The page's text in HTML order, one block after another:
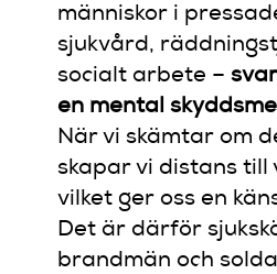
människor i
sjukvård,
socialt arbete –
en mental
När vi skämtar om
skapar vi distans till
vilket ger oss en
Det är därför
brandmän och